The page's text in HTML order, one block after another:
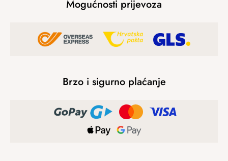
Mogućnosti prijevoza
Brzo i sigurno plaćanje